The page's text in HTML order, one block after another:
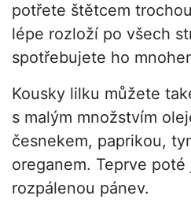
potřete štětcem
lépe rozloží po všech
spotřebujete ho
Kousky lilku můžete
s malým množstvím
česnekem, paprikou,
oreganem. Teprve
rozpálenou pánev.